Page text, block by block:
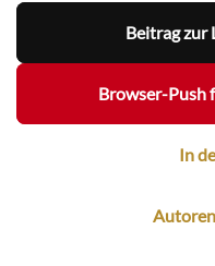
Beitrag zur
Browser-Push
In